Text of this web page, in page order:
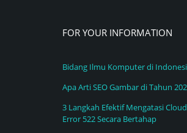
FOR YOUR INFORMATION
Bidang Ilmu Komputer di
Apa Arti SEO Gambar di Tahun
3 Langkah Efektif Mengatasi
Error 522 Secara Bertahap